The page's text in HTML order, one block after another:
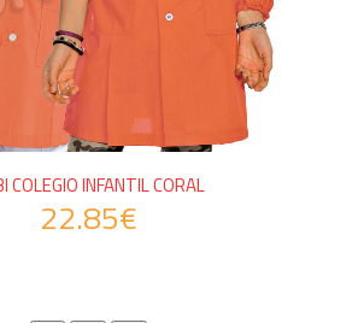
COLEGIO INFANTIL CORAL
22.85€